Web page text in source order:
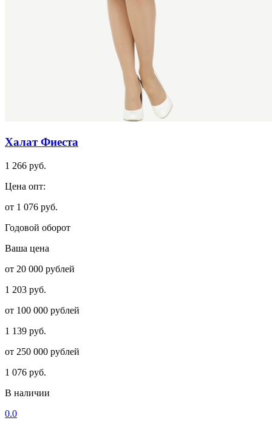
Халат Фиеста
1 266 руб.
Цена опт:
от 1 076 руб.
Годовой оборот
Ваша цена
от 20 000 рублей
1 203 руб.
от 100 000 рублей
1 139 руб.
от 250 000 рублей
1 076 руб.
В наличии
0.0